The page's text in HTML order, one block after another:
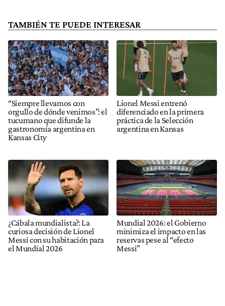
TAMBIÉN TE PUEDE INTERESAR
“Siempre llevamos con
orgullo de dónde venimos”: el
tucumano que difunde la
gastronomía argentina en
Kansas City
Lionel Messi entrenó
diferenciado en la primera
práctica de la Selección
argentina en Kansas
¿Cábala mundialista?: La
curiosa decisión de Lionel
Messi con su habitación para
el Mundial 2026
Mundial 2026: el Gobierno
minimiza el impacto en las
reservas pese al “efecto
Messi”